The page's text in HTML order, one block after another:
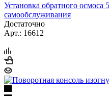
Установка обратного осмоса
самообслуживания
Достаточно
Арт.: 16612